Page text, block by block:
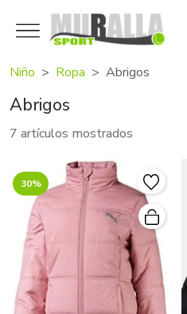
Niño Ropa Abrigos
Abrigos
7 artículos mostrados
30%